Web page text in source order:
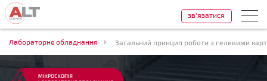
Лабораторне обладнання Загальний принцип роботи з гелевими
зв'язатися